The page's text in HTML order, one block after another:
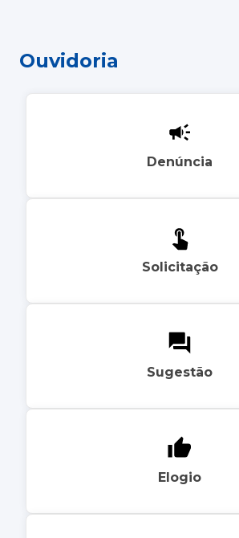
Ouvidoria
Denúncia
Solicitação
Sugestão
Elogio